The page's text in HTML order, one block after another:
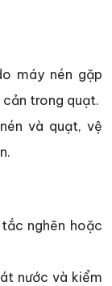
máy nén gặp
trong quạt.
và quạt, vệ
nghẽn hoặc
nước và kiểm